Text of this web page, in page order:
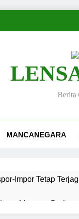
Berita
MANCANEGARA
Impor Tetap
Merawat